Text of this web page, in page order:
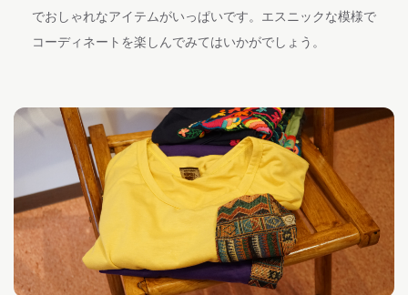
でおしゃれなアイテムがいっぱいです。 エスニックな模様で
コーディネートを楽しんでみてはいかがでしょう。